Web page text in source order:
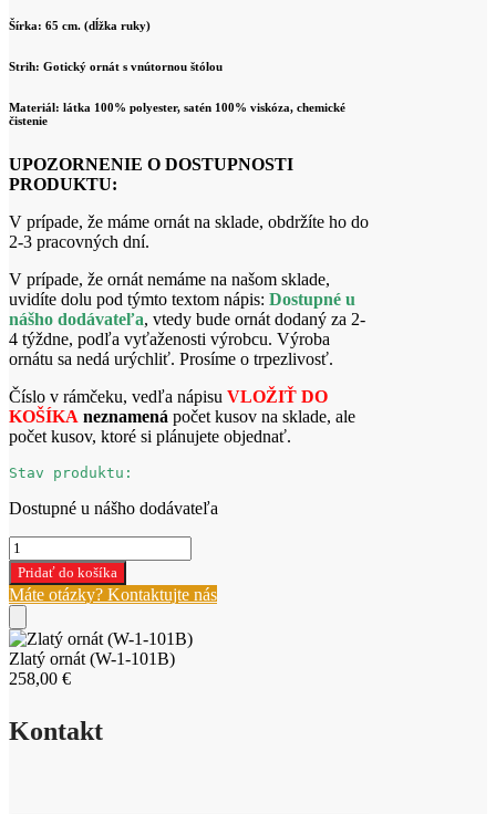
Šírka: 65 cm. (dĺžka ruky)
Strih: Gotický ornát s vnútornou štólou
Materiál: látka 100% polyester, satén 100% viskóza, chemické
čistenie
UPOZORNENIE O DOSTUPNOSTI
PRODUKTU:
V prípade, že máme ornát na sklade, obdržíte ho do
2-3 pracovných dní.
V prípade, že ornát nemáme na našom sklade,
uvidíte dolu pod týmto textom nápis: Dostupné u
nášho dodávateľa, vtedy bude ornát dodaný za 2-
4 týždne, podľa vyťaženosti výrobcu. Výroba
ornátu sa nedá urýchliť. Prosíme o trpezlivosť.
Číslo v rámčeku, vedľa nápisu VLOŽIŤ DO
KOŠÍKA neznamená počet kusov na sklade, ale
počet kusov, ktoré si plánujete objednať.
Stav produktu:
Dostupné u nášho dodávateľa
množstvo
Zlatý
ornát
(W-
1-
101B)
Pridať do košíka
Máte otázky? Kontaktujte nás
Zlatý ornát (W-1-101B)
258,00 €
Kontakt